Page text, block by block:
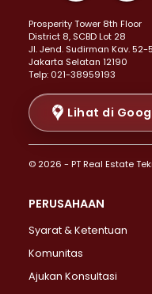
Properti Dijual di
Properti Dijual di Senen
Properti Dijual di Tanah
Properti Dijual di Cikini >
Properti Dijual di Kramat
Properti Dijual di Pasar
Properti Dijual di
Properti Dijual di
Properti Dijual di Lebak
Properti Dijual di
Properti Dijual di
Prosperity Tower 8th Floor
District 8, SCBD Lot 28
JI. Jend. Sudirman Kav. 52-
Jakarta Selatan 12190
Telp: 021-38959193
Lihat di
© 2026 - PT Real Estate
PERUSAHAAN
Syarat & Ketentuan
Komunitas
Ajukan Konsultasi